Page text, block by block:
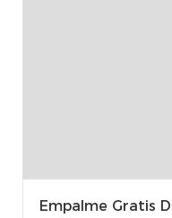
Empalme Gratis